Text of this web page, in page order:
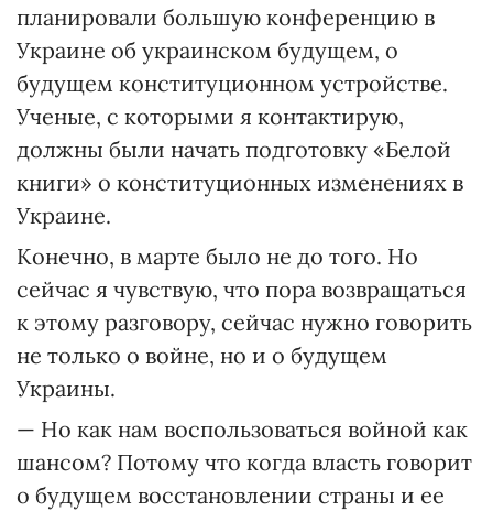
планировали большую конференцию в
Украине об украинском будущем, о
будущем конституционном устройстве.
Ученые, с которыми я контактирую,
должны были начать подготовку «Белой
книги» о конституционных изменениях в
Украине.
Конечно, в марте было не до того. Но
сейчас я чувствую, что пора возвращаться
к этому разговору, сейчас нужно говорить
не только о войне, но и о будущем
Украины.
— Но как нам воспользоваться войной как
шансом? Потому что когда власть говорит
о будущем восстановлении страны и ее